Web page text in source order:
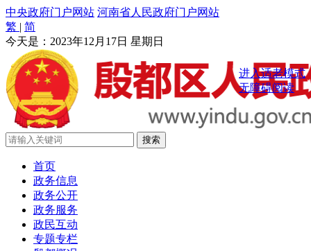
中央政府门户网站 河南省人民政府门户网站
繁 | 简
今天是： 2023年12月17日 星期日
进入适老模式
无障碍阅读
首页
政务信息
政务公开
政务服务
政民互动
专题专栏